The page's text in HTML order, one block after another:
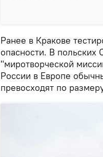
Ранее в Кракове
опасности. В
"миротворческой
России в Европе
превосходят по